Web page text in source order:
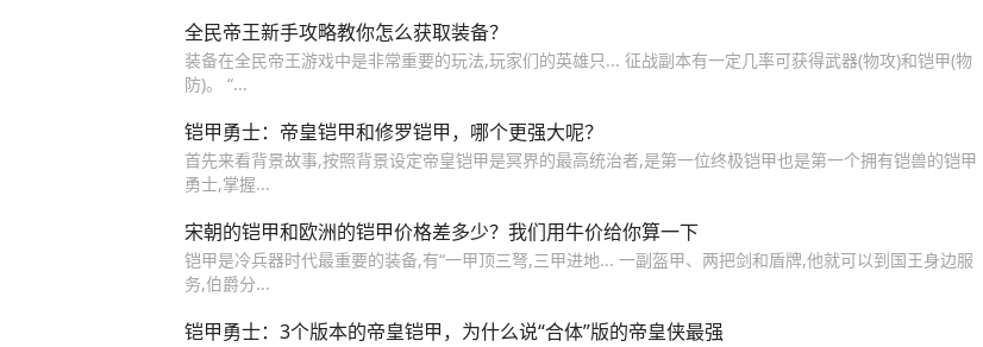
全民帝王新手攻略教你怎么获取装备？
装备在全民帝王游戏中是非常重要的玩法,玩家们的英雄只... 征战副本有一定几率可获得武器(物攻)和铠甲(物
防)。 “...
铠甲勇士：帝皇铠甲和修罗铠甲，哪个更强大呢？
首先来看背景故事,按照背景设定帝皇铠甲是冥界的最高统治者,是第一位终极铠甲也是第一个拥有铠兽的铠甲
勇士,掌握...
宋朝的铠甲和欧洲的铠甲价格差多少？我们用牛价给你算一下
铠甲是冷兵器时代最重要的装备,有“一甲顶三弩,三甲进地... 一副盔甲、两把剑和盾牌,他就可以到国王身边服
务,伯爵分...
铠甲勇士：3个版本的帝皇铠甲，为什么说“合体”版的帝皇侠最强